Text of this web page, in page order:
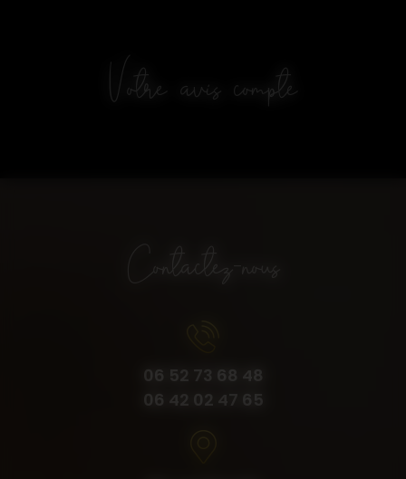
Votre avis compte
Contactez-nous
06 52 73 68 48
06 42 02 47 65